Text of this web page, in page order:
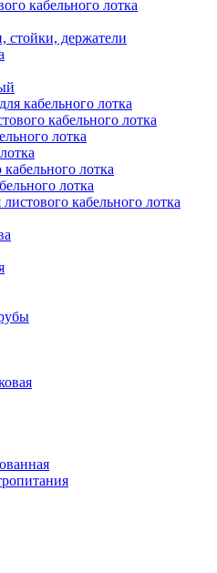
кабельного лотка
держатели
кабельного лотка
кабельного лотка
лотка
лотка
лотка
кабельного лотка